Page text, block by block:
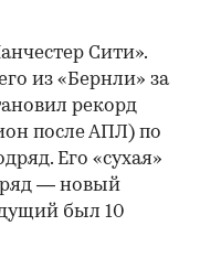
Сити».
из «Бернли» за
рекорд
после АПЛ) по
Его «сухая»
— новый
был 10